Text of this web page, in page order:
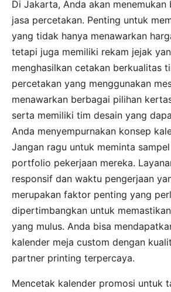
Di Jakarta, Anda akan menemukan
jasa percetakan. Penting untuk
yang tidak hanya menawarkan
tetapi juga memiliki rekam jejak
menghasilkan cetakan berkualitas
percetakan yang menggunakan
menawarkan berbagai pilihan
serta memiliki tim desain yang
Anda menyempurnakan konsep
Jangan ragu untuk meminta
portfolio pekerjaan mereka.
responsif dan waktu pengerjaan
merupakan faktor penting yang
dipertimbangkan untuk
yang mulus. Anda bisa
kalender meja custom dengan
partner printing terpercaya.
Mencetak kalender promosi untuk